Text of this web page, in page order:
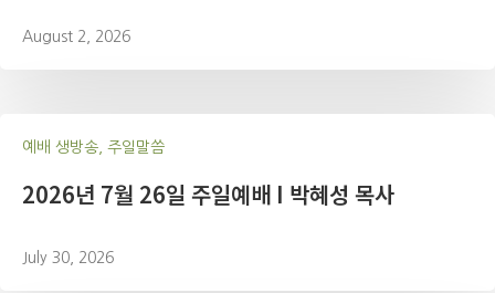
August 2, 2026
예배 생방송, 주일말씀
2026년 7월 26일 주일예배 I 박혜성 목사
July 30, 2026